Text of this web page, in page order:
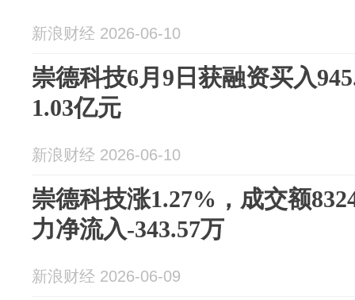
新浪财经 2026-06-10
崇德科技6月9日获融资买入
1.03亿元
新浪财经 2026-06-10
崇德科技涨1.27%，成交额
力净流入-343.57万
新浪财经 2026-06-09